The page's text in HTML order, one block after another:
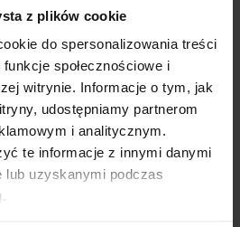
z plików cookie
do spersonalizowania treści
społecznościowe i
witrynie. Informacje o tym, jak
udostępniamy partnerom
i analitycznym.
te informacje z innymi danymi
lub uzyskanymi podczas